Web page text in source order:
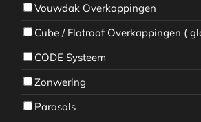
Vouwdak Overkappingen
Cube / Flatroof Overkappingen (
CODE Systeem
Zonwering
Parasols